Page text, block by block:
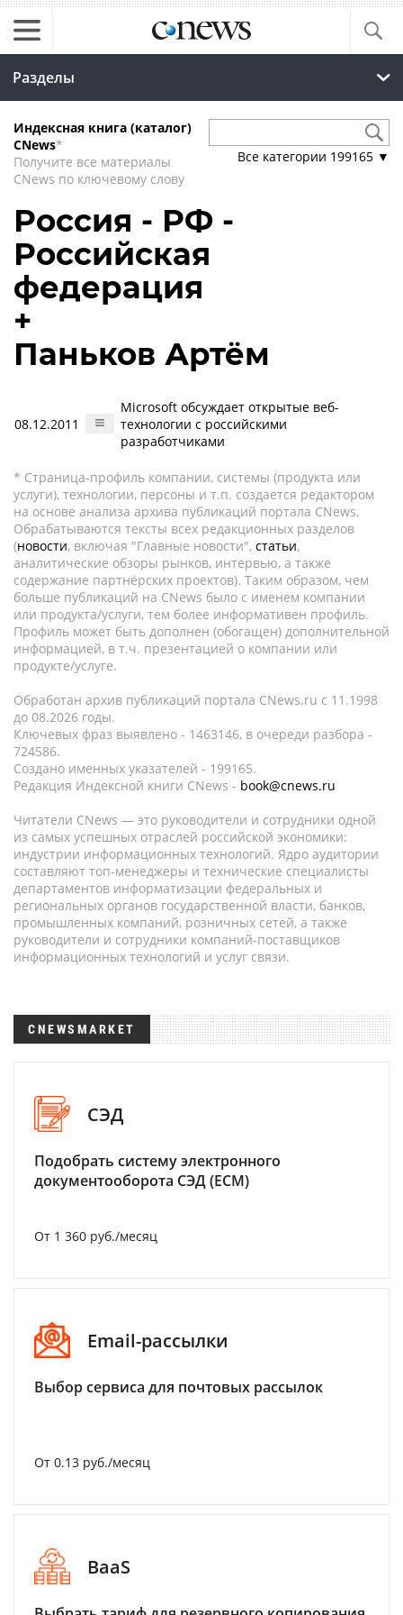
Разделы
Индексная книга (каталог)
CNews*
Получите все материалы
CNews по ключевому слову
Все категории 199165 ▼
Россия - РФ -
Российская
федерация
+
Паньков Артём
08.12.2011
Microsoft обсуждает открытые веб-
технологии с российскими
разработчиками
* Страница-профиль компании, системы (продукта или
услуги), технологии, персоны и т.п. создается редактором
на основе анализа архива публикаций портала CNews.
Обрабатываются тексты всех редакционных разделов
(новости, включая "Главные новости", статьи,
аналитические обзоры рынков, интервью, а также
содержание партнёрских проектов). Таким образом, чем
больше публикаций на CNews было с именем компании
или продукта/услуги, тем более информативен профиль.
Профиль может быть дополнен (обогащен) дополнительной
информацией, в т.ч. презентацией о компании или
продукте/услуге.
Обработан архив публикаций портала CNews.ru c 11.1998
до 08.2026 годы.
Ключевых фраз выявлено - 1463146, в очереди разбора -
724586.
Создано именных указателей - 199165.
Редакция Индексной книги CNews - book@cnews.ru
Читатели CNews — это руководители и сотрудники одной
из самых успешных отраслей российской экономики:
индустрии информационных технологий. Ядро аудитории
составляют топ-менеджеры и технические специалисты
департаментов информатизации федеральных и
региональных органов государственной власти, банков,
промышленных компаний, розничных сетей, а также
руководители и сотрудники компаний-поставщиков
информационных технологий и услуг связи.
CNEWSMARKET
СЭД
Подобрать систему электронного
документооборота СЭД (ECM)
От 1 360 руб./месяц
Email-рассылки
Выбор сервиса для почтовых рассылок
От 0.13 руб./месяц
BaaS